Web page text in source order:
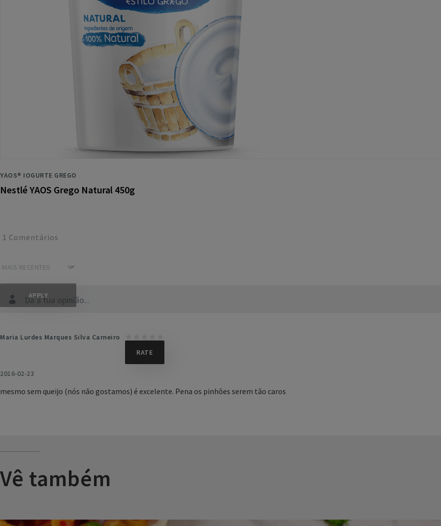
YAOS® IOGURTE GREGO
Nestlé YAOS Grego Natural 450g
Dá a tua opinião...
1 Comentários
Maria Lurdes Marques Silva Carneiro
2016-02-23
mesmo sem queijo (nós não gostamos) é excelente. Pena os pinhões serem tão caros
Vê também